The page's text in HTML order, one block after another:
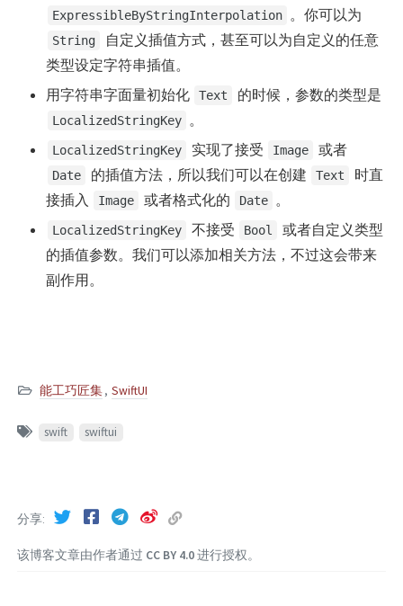
ExpressibleByStringInterpolation 。你可以为
String
自定义插值方式，甚至可以为自定义的任意
类型设定字符串插值。
用字符串字面量初始化
Text 的时候，参数的类型是
LocalizedStringKey 。
LocalizedStringKey 实现了接受 Image 或者
Date 的插值方法，所以我们可以在创建 Text
时直
接插入
Image 或者格式化的 Date 。
LocalizedStringKey 不接受 Bool
或者自定义类型
的插值参数。我们可以添加相关方法，不过这会带来
副作用。
能工巧匠集, SwiftUI
swift swiftui
该博客文章由作者通过 CC BY 4.0进行授权。
分享